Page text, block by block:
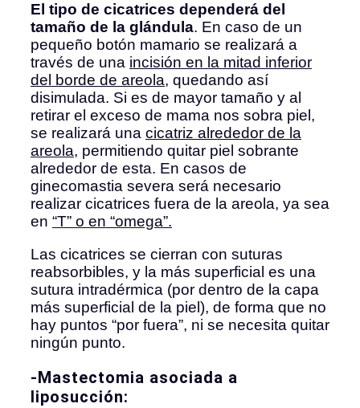
El tipo de cicatrices dependerá del
tamaño de la glándula. En caso de un
pequeño botón mamario se realizará a
través de una incisión en la mitad inferior
del borde de areola, quedando así
disimulada. Si es de mayor tamaño y al
retirar el exceso de mama nos sobra piel,
se realizará una cicatriz alrededor de la
areola, permitiendo quitar piel sobrante
alrededor de esta. En casos de
ginecomastia severa será necesario
realizar cicatrices fuera de la areola, ya sea
en “T” o en “omega”.
Las cicatrices se cierran con suturas
reabsorbibles, y la más superficial es una
sutura intradérmica (por dentro de la capa
más superficial de la piel), de forma que no
hay puntos “por fuera”, ni se necesita quitar
ningún punto.
-Mastectomia asociada a
liposucción: